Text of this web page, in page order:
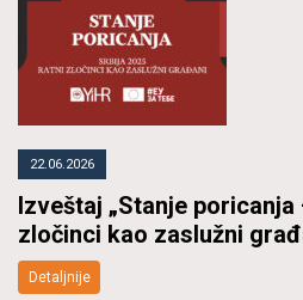
22.06.2026
Izveštaj „Stanje poricanja
zločinci kao zaslužni
Detaljnije